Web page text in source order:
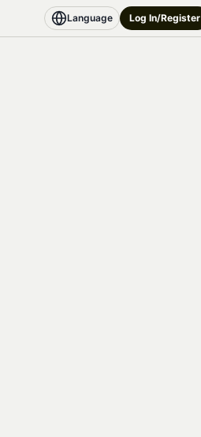
Language Log In/Register